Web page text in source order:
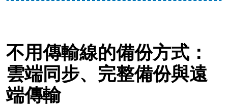
不用傳輸線的備份方式：
雲端同步、完整備份與遠
端傳輸